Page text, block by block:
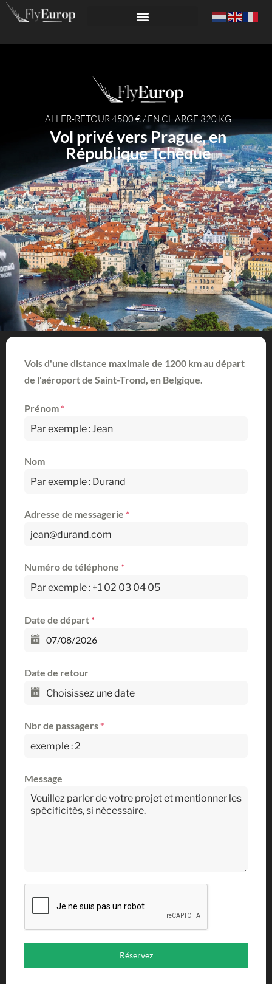
ALLER-RETOUR 4500 € / EN CHARGE 320 KG
Vol privé vers Prague, en
République Tchèque
Vols d'une distance maximale de 1200 km au départ
de l'aéroport de Saint-Trond, en Belgique.
Prénom*
Nom
Adresse de messagerie *
Numéro de téléphone *
Date de départ*
Date de retour
Nbr de passagers*
Message
Réservez